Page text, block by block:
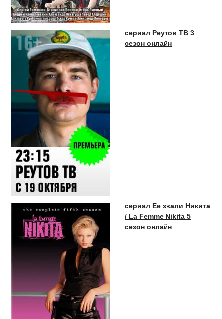
сериал Реутов ТВ 3
сезон онлайн
сериал Ее звали Никита
/ La Femme Nikita 5
сезон онлайн